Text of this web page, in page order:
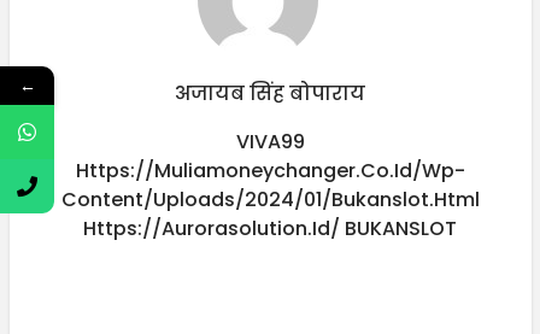
अजायब सिंह बोपाराय
VIVA99
Https://muliamoneychanger.co.id/wp-
Content/uploads/2024/01/bukanslot.html
Https://aurorasolution.id/ BUKANSLOT
←